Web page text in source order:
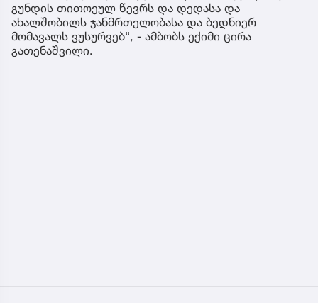
გუნდის თითოეულ წევრს და დედასა და
ახალშობილს ჯანმრთელობასა და ბედნიერ
მომავალს ვუსურვებ“, - ამბობს ექიმი ცირა
გათენაშვილი.